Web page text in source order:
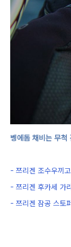
벵에돔 채비는 무척
- 쯔리겐 조수우끼
- 쯔리겐 후카세 가
- 쯔리겐 잠공 스토